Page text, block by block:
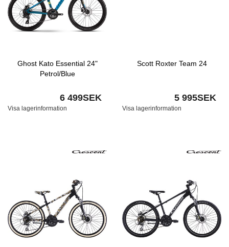
Ghost Kato Essential 24"
Petrol/Blue
6 499SEK
Visa lagerinformation
Scott Roxter Team 24
5 995SEK
Visa lagerinformation